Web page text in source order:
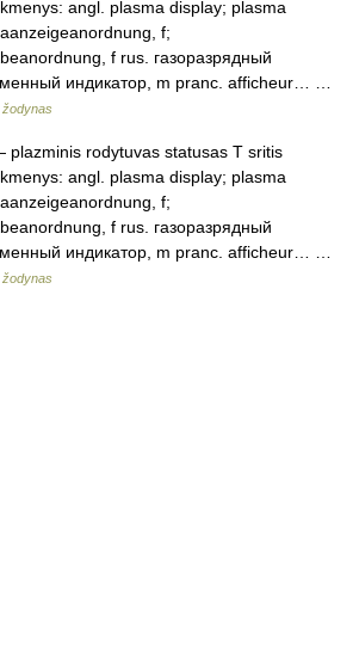
angl. plasma display; plasma
f;
f rus. газоразрядный
индикатор, m pranc. afficheur… …
žodynas
rodytuvas statusas T sritis
angl. plasma display; plasma
f;
f rus. газоразрядный
индикатор, m pranc. afficheur… …
žodynas